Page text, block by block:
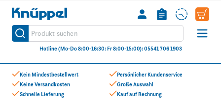
Kein Mindestbestellwert
Keine Versandkosten
Schnelle Lieferung
Persönlicher Kundenservice
Große Auswahl
Kauf auf Rechnung
Knüppel
Produkt suchen
Suche
Hotline (Mo-Do 8:00-16:30: Fr 8:00-15:00): 05541 706 1903
Zum Inhalt springen